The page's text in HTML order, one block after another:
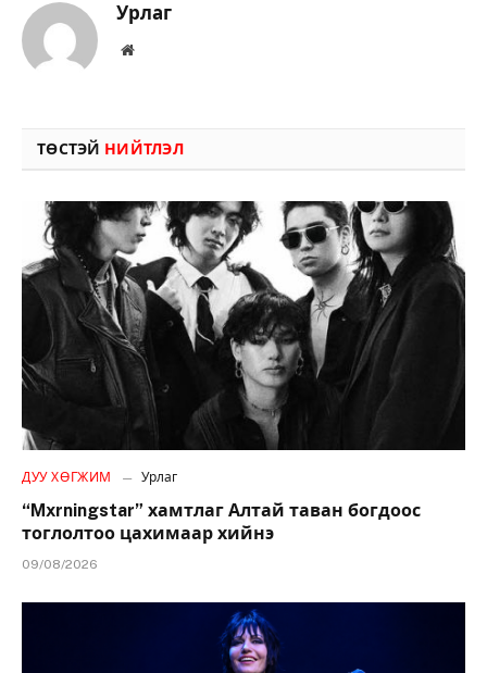
Урлаг
Вэбсайт
ТӨСТЭЙ НИЙТЛЭЛ
ДУУ ХӨГЖИМ Урлаг
“Mxrningstar” хамтлаг Алтай таван богдоос
тоглолтоо цахимаар хийнэ
09/08/2026